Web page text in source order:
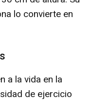
lo convierte en
a la vida en la
de ejercicio